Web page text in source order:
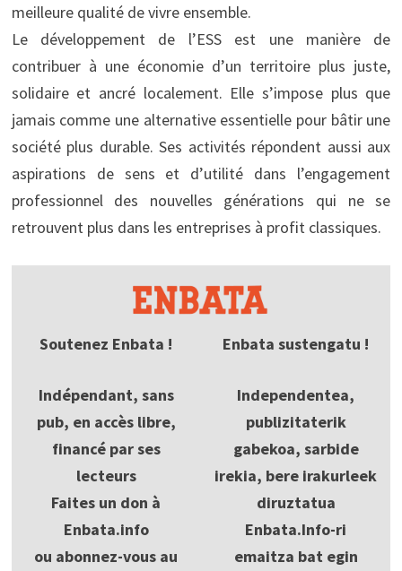
meilleure qualité de vivre ensemble.
Le développement de l’ESS est une manière de
contribuer à une économie d’un territoire plus juste,
solidaire et ancré localement. Elle s’impose plus que
jamais comme une alternative essentielle pour bâtir une
société plus durable. Ses activités répondent aussi aux
aspirations de sens et d’utilité dans l’engagement
professionnel des nouvelles générations qui ne se
retrouvent plus dans les entreprises à profit classiques.
Soutenez Enbata !
Indépendant, sans
pub, en accès libre,
financé par ses
lecteurs
Faites un don à
Enbata.info
ou abonnez-vous au
Enbata sustengatu !
Independentea,
publizitaterik
gabekoa, sarbide
irekia, bere irakurleek
diruztatua
Enbata.Info-ri
emaitza bat egin